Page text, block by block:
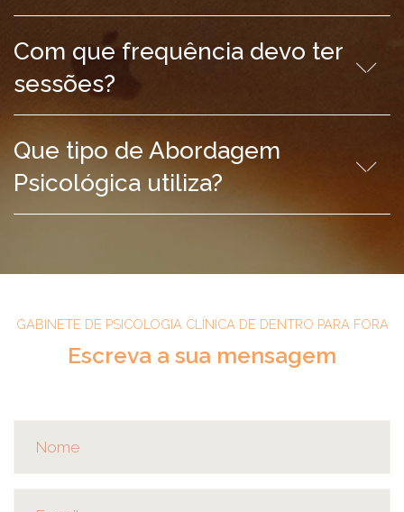
Com que frequência devo ter
sessões?
Que tipo de Abordagem
Psicológica utiliza?
GABINETE DE PSICOLOGIA CLÍNICA DE DENTRO PARA FORA
Escreva a sua mensagem